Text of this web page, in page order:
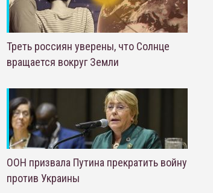
Треть россиян уверены, что Солнце
вращается вокруг Земли
ООН призвала Путина прекратить войну
против Украины